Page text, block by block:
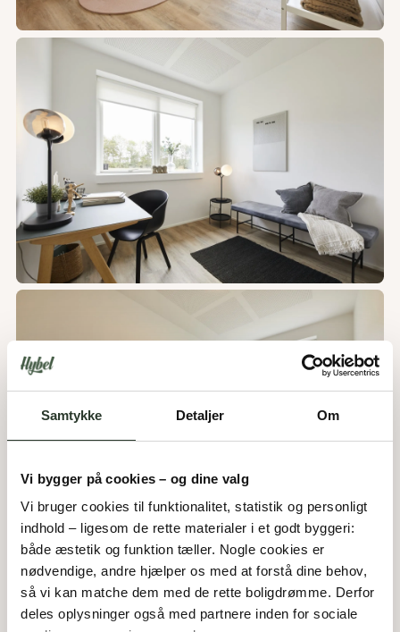
Samtykke Detaljer Om
Vi bygger på cookies – og dine valg
Vi bruger cookies til funktionalitet, statistik og personligt
indhold – ligesom de rette materialer i et godt byggeri:
både æstetik og funktion tæller. Nogle cookies er
nødvendige, andre hjælper os med at forstå dine behov,
så vi kan matche dem med de rette boligdrømme. Derfor
deles oplysninger også med partnere inden for sociale